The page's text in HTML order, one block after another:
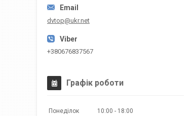
dvtop@ukr.net
+380676837567
Графік роботи
Понеділок 10:00
18:00